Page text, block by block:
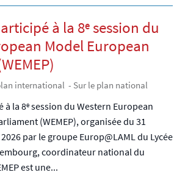
à la 8ᵉ session du
Model European
international - Sur le plan national
à la 8ᵉ session du Western European
(WEMEP), organisée du 31
par le groupe Europ@LAML du Lycée
coordinateur national du
est une...